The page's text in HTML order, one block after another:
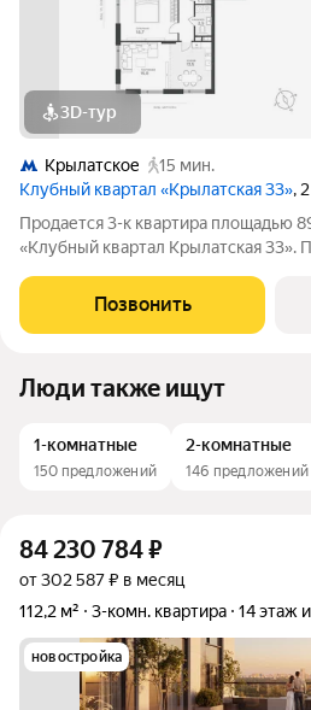
3D-тур
Крылатское
15 мин.
Клубный квартал «Крылатская 33»,
Продается 3-к квартира площадью
«Клубный квартал Крылатская 33».
западе Москвы от
«Сияние». Комплекс расположен
Позвонить
Люди также ищут
1-комнатные
150 предложений
2-комнатные
146 предложений
84 230 784₽
от 302 587 ₽ в месяц
112,2 м²
3-комн. квартира 14 этаж
новостройка